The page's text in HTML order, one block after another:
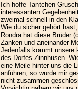
Ich hoffe Tantchen
interessanten
zweimal schnell in den
Wie du sicher gehört
Rondra hat diese Brüder
Zanken und aneinander
Jedenfalls kommt unsere
des Dorfes Zinnhusen.
eine Meile hinter uns die
anführen, so wurde mir
nicht zusammen